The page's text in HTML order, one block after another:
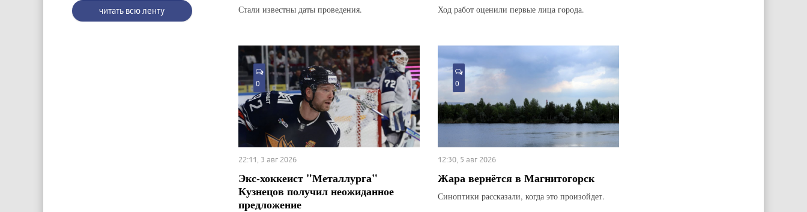
читать всю ленту Стали известны даты проведения. Ход работ оценили первые лица города.
0
22:11, 3 авг 2026
Экс-хоккеист "Металлурга"
Кузнецов получил неожиданное
предложение
0
12:30, 5 авг 2026
Жара вернётся в Магнитогорск
Синоптики рассказали, когда это произойдет.